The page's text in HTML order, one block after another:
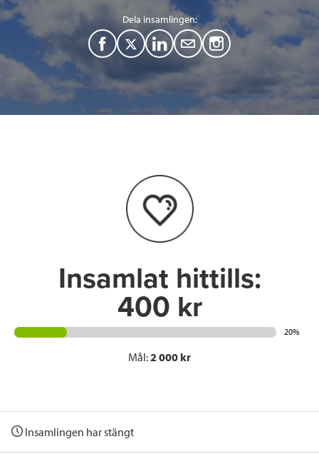
Dela insamlingen:
F
T
e
L
i
I
n
M
Insamlat hittills:
400 kr
20%
Mål:2 000 kr
Insamlingen har stängt